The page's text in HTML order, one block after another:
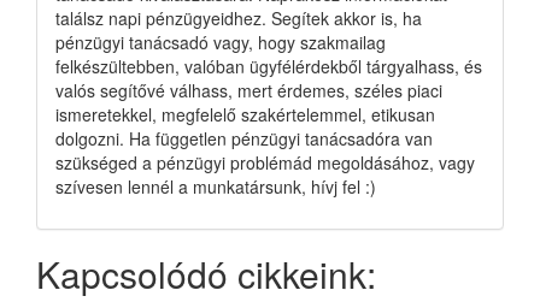
találsz napi pénzügyeidhez. Segítek akkor is, ha
pénzügyi tanácsadó vagy, hogy szakmailag
felkészültebben, valóban ügyfélérdekből tárgyalhass, és
valós segítővé válhass, mert érdemes, széles piaci
ismeretekkel, megfelelő szakértelemmel, etikusan
dolgozni. Ha független pénzügyi tanácsadóra van
szükséged a pénzügyi problémád megoldásához, vagy
szívesen lennél a munkatársunk, hívj fel :)
Kapcsolódó cikkeink: